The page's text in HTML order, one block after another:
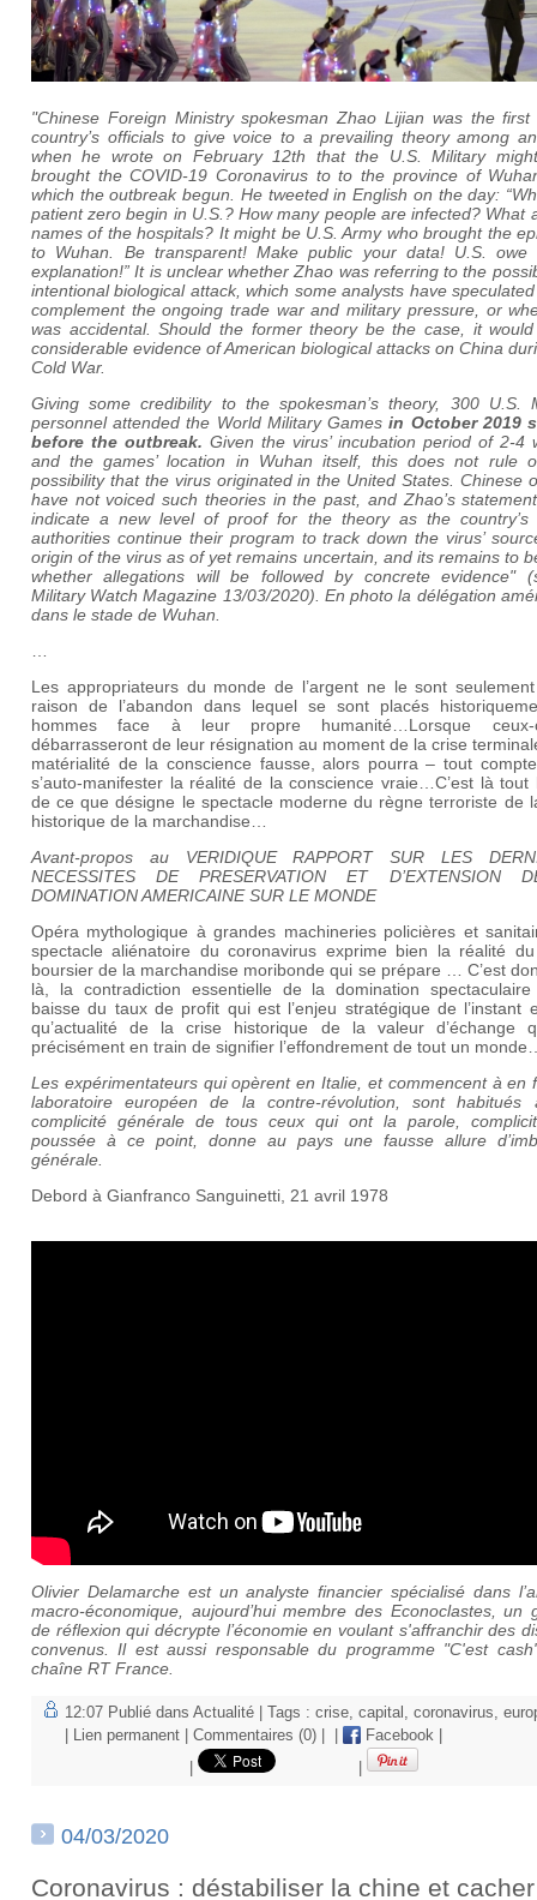
"Chinese Foreign Ministry spokesman Zhao Lijian was the
country’s officials to give voice to a prevailing theory among
when he wrote on February 12th that the U.S. Military
brought the COVID-19 Coronavirus to to the province of
which the outbreak begun. He tweeted in English on the day:
patient zero begin in U.S.? How many people are infected? What
names of the hospitals? It might be U.S. Army who brought the
to Wuhan. Be transparent! Make public your data! U.S. owe
explanation!” It is unclear whether Zhao was referring to the
intentional biological attack, which some analysts have
complement the ongoing trade war and military pressure, or
was accidental. Should the former theory be the case, it
considerable evidence of American biological attacks on China
Cold War.
Giving some credibility to the spokesman’s theory, 300 U.S.
personnel attended the World Military Gamesin October 2019
before the outbreak. Given the virus’ incubation period of 2-4
and the games’ location in Wuhan itself, this does not rule
possibility that the virus originated in the United States. Chinese
have not voiced such theories in the past, and Zhao’s
indicate a new level of proof for the theory as the country’s
authorities continue their program to track down the virus’
origin of the virus as of yet remains uncertain, and its remains to
whether allegations will be followed by concrete evidence"
Military Watch Magazine 13/03/2020). En photo la délégation
dans le stade de Wuhan.
…
Les appropriateurs du monde de l’argent ne le sont seulement
raison de l’abandon dans lequel se sont placés
hommes face à leur propre humanité…Lorsque
débarrasseront de leur résignation au moment de la crise
matérialité de la conscience fausse, alors pourra – tout
s’auto-manifester la réalité de la conscience vraie…C’est là tout
de ce que désigne le spectacle moderne du règne terroriste de
historique de la marchandise…
Avant-propos au VERIDIQUE RAPPORT SUR LES
NECESSITES DE PRESERVATION ET D’EXTENSION
DOMINATION AMERICAINE SUR LE MONDE
Opéra mythologique à grandes machineries policières et
spectacle aliénatoire du coronavirus exprime bien la réalité
boursier de la marchandise moribonde qui se prépare … C’est
là, la contradiction essentielle de la domination
baisse du taux de profit qui est l’enjeu stratégique de l’instant
qu’actualité de la crise historique de la valeur d’échange
précisément en train de signifier l’effondrement de tout un
Les expérimentateurs qui opèrent en Italie, et commencent à en
laboratoire européen de la contre-révolution, sont habitués
complicité générale de tous ceux qui ont la parole,
poussée à ce point, donne au pays une fausse allure
générale.
Debord à Gianfranco Sanguinetti, 21 avril 1978
Olivier Delamarche est un analyste financier spécialisé dans
macro-économique, aujourd’hui membre des Econoclastes, un
de réflexion qui décrypte l’économie en voulant s'affranchir des
convenus. Il est aussi responsable du programme "C'est
chaîne RT France.
12:07 Publié dans Actualité | Tags : crise, capital , coronavirus,
Lien permanent Commentaires (0) Facebook
04/03/2020
Coronavirus : déstabiliser la chine et